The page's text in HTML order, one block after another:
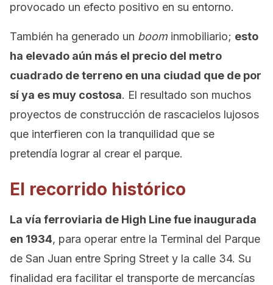
provocado un efecto positivo en su entorno.
También ha generado un boominmobiliario; esto
ha elevado aún más el precio del metro
cuadrado de terreno en una ciudad que de por
sí ya es muy costosa. El resultado son muchos
proyectos de construcción de rascacielos lujosos
que interfieren con la tranquilidad que se
pretendía lograr al crear el parque.
El recorrido histórico
La vía ferroviaria de High Line fue inaugurada
en 1934, para operar entre la Terminal del Parque
de San Juan entre Spring Street y la calle 34. Su
finalidad era facilitar el transporte de mercancías